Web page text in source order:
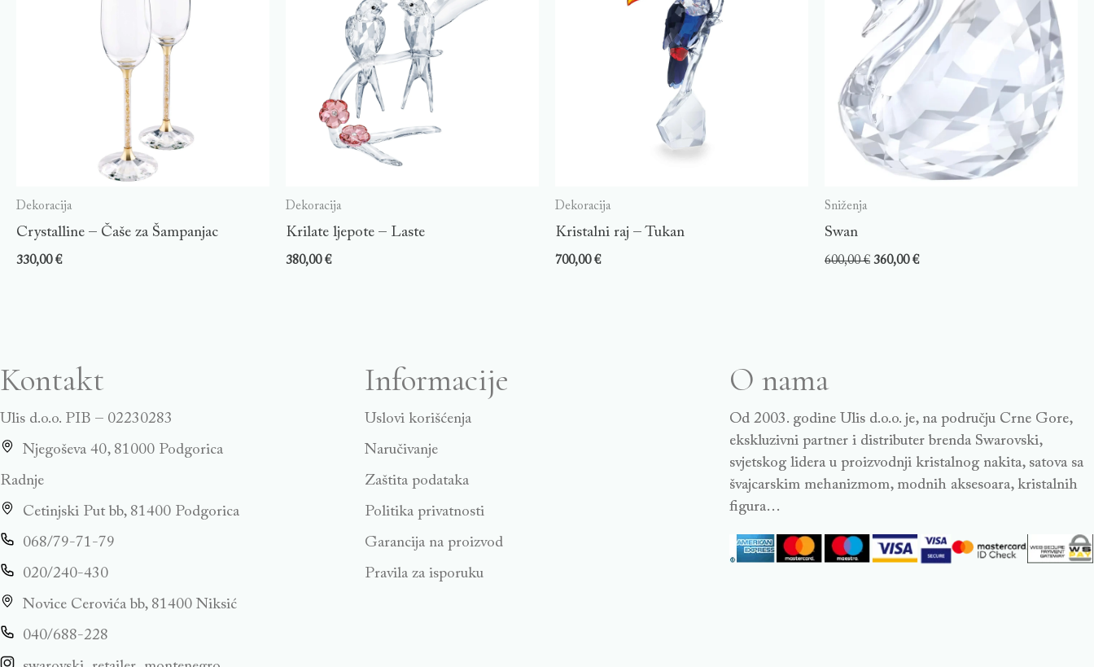
Dekoracija
Crystalline – Čaše za Šampanjac
330,00€
Dekoracija
Krilate ljepote – Laste
380,00€
Dekoracija
Kristalni raj – Tukan
700,00€
Sniženja
Swan
600,00€ 360,00€
Kontakt
Ulis d.o.o. PIB – 02230283
Njegoševa 40, 81000 Podgorica
Radnje
Cetinjski Put bb, 81400 Podgorica
068/79-71-79
020/240-430
Novice Cerovića bb, 81400 Niksić
040/688-228
Informacije
Uslovi korišćenja
Naručivanje
Zaštita podataka
Politika privatnosti
Garancija na proizvod
Pravila za isporuku
O nama
Od 2003. godine Ulis d.o.o. je, na području Crne Gore,
ekskluzivni partner i distributer brenda Swarovski,
svjetskog lidera u proizvodnji kristalnog nakita, satova sa
švajcarskim mehanizmom, modnih aksesoara, kristalnih
figura…